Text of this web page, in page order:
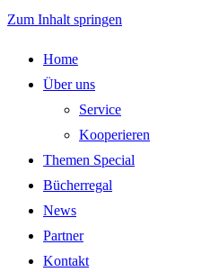
Zum Inhalt springen
Home
Über uns
Service
Kooperieren
Themen Special
Bücherregal
News
Partner
Kontakt